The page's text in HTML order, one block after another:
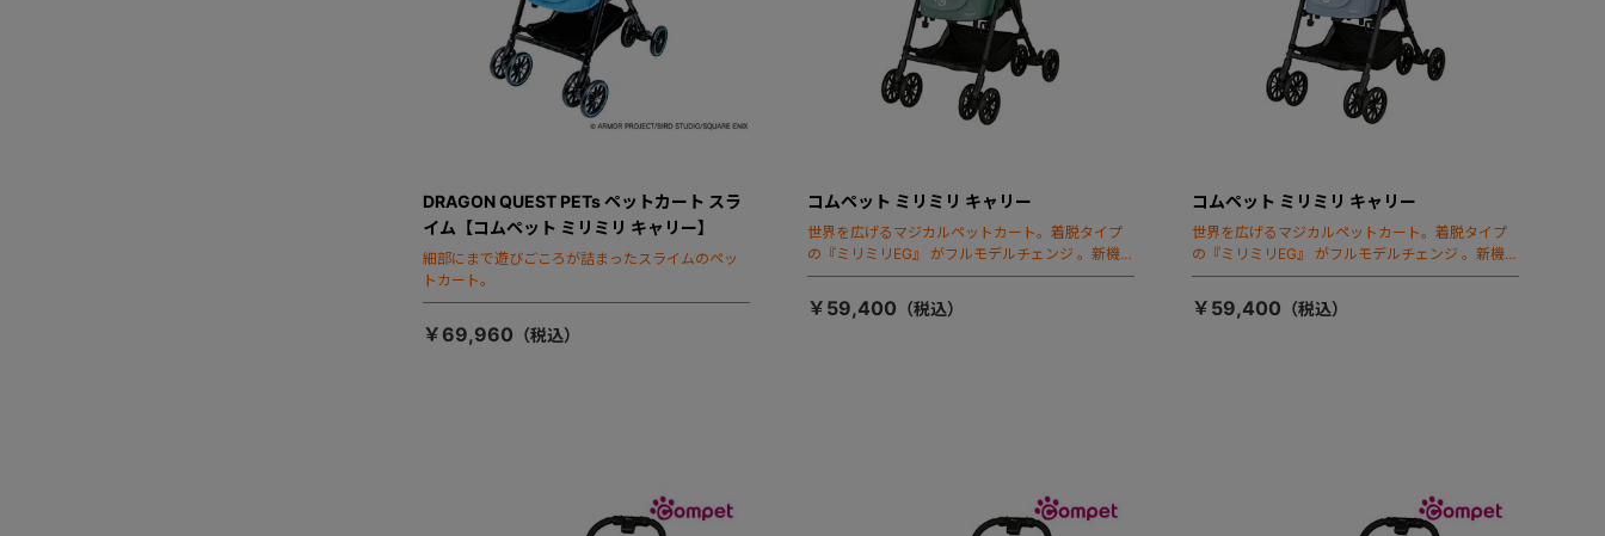
DRAGON QUEST PETs ペットカート スラ
イム【コムペット ミリミリ キャリー】
細部にまで遊びごころが詰まったスライムのペッ
トカート。
￥69,960
コムペット ミリミリ キャリー
世界を広げるマジカルペットカート。着脱タイプ
の『ミリミリEG』 がフルモデルチェンジ 。新機能
「マジカルフォールディング」搭載
￥59,400
コムペット ミリミリ キャリー
世界を広げるマジカルペットカート。着脱タイプ
の『ミリミリEG』 がフルモデルチェンジ 。新機能
「マジカルフォールディング」搭載
￥59,400